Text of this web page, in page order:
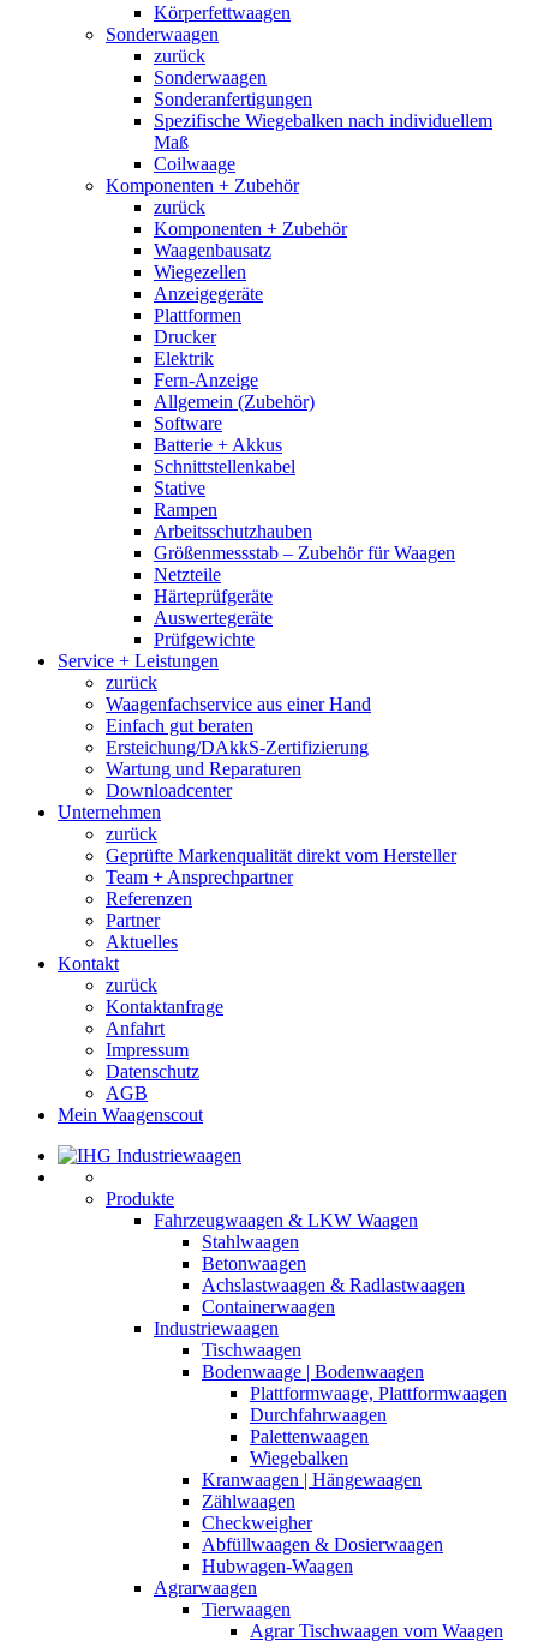
Körperfettwaagen
Sonderwaagen
zurück
Sonderwaagen
Sonderanfertigungen
Spezifische Wiegebalken nach individuellem
Maß
Coilwaage
Komponenten + Zubehör
zurück
Komponenten + Zubehör
Waagenbausatz
Wiegezellen
Anzeigegeräte
Plattformen
Drucker
Elektrik
Fern-Anzeige
Allgemein (Zubehör)
Software
Batterie + Akkus
Schnittstellenkabel
Stative
Rampen
Arbeitsschutzhauben
Größenmessstab – Zubehör für Waagen
Netzteile
Härteprüfgeräte
Auswertegeräte
Prüfgewichte
Service + Leistungen
zurück
Waagenfachservice aus einer Hand
Einfach gut beraten
Ersteichung/DAkkS-Zertifizierung
Wartung und Reparaturen
Downloadcenter
Unternehmen
zurück
Geprüfte Markenqualität direkt vom Hersteller
Team + Ansprechpartner
Referenzen
Partner
Aktuelles
Kontakt
zurück
Kontaktanfrage
Anfahrt
Impressum
Datenschutz
AGB
Mein Waagenscout
Produkte
Fahrzeugwaagen & LKW Waagen
Stahlwaagen
Betonwaagen
Achslastwaagen & Radlastwaagen
Containerwaagen
Industriewaagen
Tischwaagen
Bodenwaage | Bodenwaagen
Plattformwaage, Plattformwaagen
Durchfahrwaagen
Palettenwaagen
Wiegebalken
Kranwaagen | Hängewaagen
Zählwaagen
Checkweigher
Abfüllwaagen & Dosierwaagen
Hubwagen-Waagen
Agrarwaagen
Tierwaagen
Agrar Tischwaagen vom Waagen